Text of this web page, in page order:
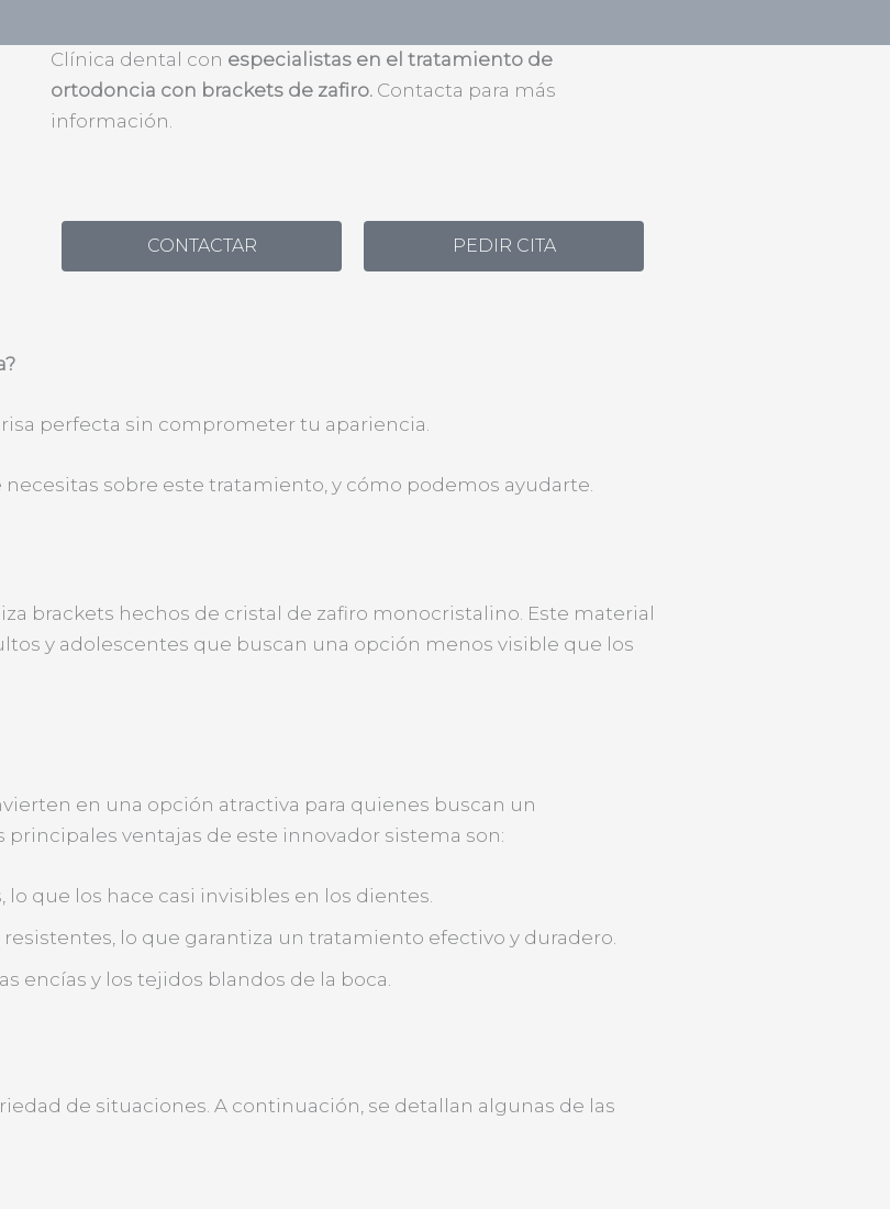
Clínica dental con especialistas en el tratamiento de
ortodoncia con brackets de zafiro. Contacta para más
información.
CONTACTAR PEDIR CITA
perfecta sin comprometer tu apariencia.
sobre este tratamiento, y cómo podemos ayudarte.
brackets hechos de cristal de zafiro monocristalino. Este material
y adolescentes que buscan una opción menos visible que los
en una opción atractiva para quienes buscan un
ventajas de este innovador sistema son:
que los hace casi invisibles en los dientes.
lo que garantiza un tratamiento efectivo y duradero.
encías y los tejidos blandos de la boca.
de situaciones. A continuación, se detallan algunas de las